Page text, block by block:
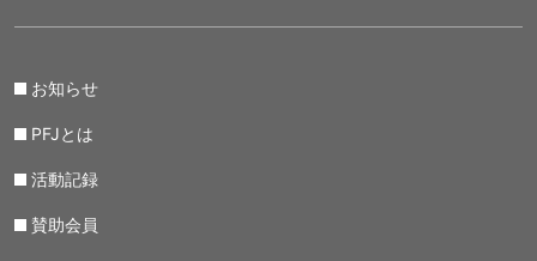
お知らせ
PFJとは
活動記録
賛助会員